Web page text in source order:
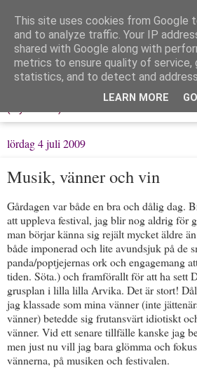
Löpning & Livet
Mitt liv, mina tankar & min träning
lördag 4 juli 2009
Musik, vänner och vin
Gårdagen var både en bra och dålig dag.
att uppleva festival, jag blir nog aldrig för
man börjar känna sig rejält mycket äldre
både imponerad och lite avundsjuk på de
panda/poptjejernas ork och engagemang
tiden. Söta.) och framförallt för att ha sett
grusplan i lilla lilla Arvika. Det är stort!
jag klassade som mina vänner (inte
vänner) betedde sig frutansvärt idiotiskt
vänner. Vid ett senare tillfälle kanske jag
men just nu vill jag bara glömma och
vännerna, på musiken och festivalen.
This site uses cookies from Google
and to analyze traffic. Your IP
shared with Google along with
metrics to ensure quality of service,
statistics, and to detect and
LEARN MORE